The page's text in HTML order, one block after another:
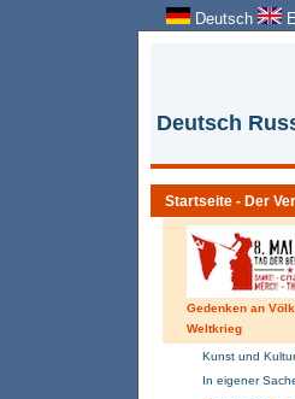
Deutsch
Deutsch
Startseite - Der
Gedenken an
Weltkrieg
Kunst und Kultur
In eigener